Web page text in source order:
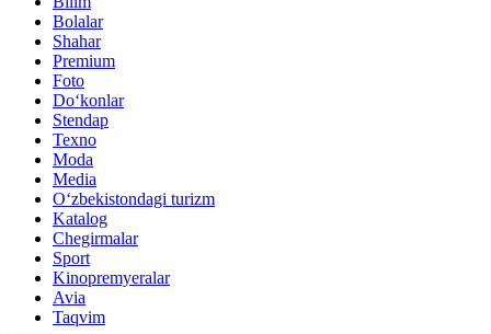
Bolalar
Shahar
Premium
Foto
Do‘konlar
Stendap
Texno
Moda
Media
O‘zbekistondagi turizm
Katalog
Chegirmalar
Sport
Kinopremyeralar
Avia
Taqvim